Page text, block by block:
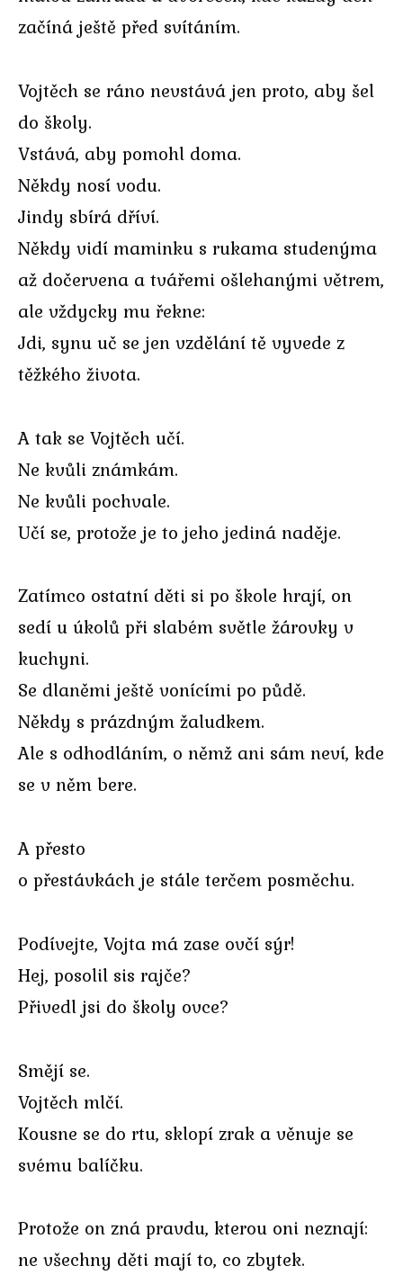
začíná ještě před svítáním.
Vojtěch se ráno nevstává jen proto, aby šel
do školy.
Vstává, aby pomohl doma.
Někdy nosí vodu.
Jindy sbírá dříví.
Někdy vidí maminku s rukama studenýma
až dočervena a tvářemi ošlehanými větrem,
ale vždycky mu řekne:
Jdi, synu uč se jen vzdělání tě vyvede z
těžkého života.
A tak se Vojtěch učí.
Ne kvůli známkám.
Ne kvůli pochvale.
Učí se, protože je to jeho jediná naděje.
Zatímco ostatní děti si po škole hrají, on
sedí u úkolů při slabém světle žárovky v
kuchyni.
Se dlaněmi ještě vonícími po půdě.
Někdy s prázdným žaludkem.
Ale s odhodláním, o němž ani sám neví, kde
se v něm bere.
A přesto
o přestávkách je stále terčem posměchu.
Podívejte, Vojta má zase ovčí sýr!
Hej, posolil sis rajče?
Přivedl jsi do školy ovce?
Smějí se.
Vojtěch mlčí.
Kousne se do rtu, sklopí zrak a věnuje se
svému balíčku.
Protože on zná pravdu, kterou oni neznají:
ne všechny děti mají to, co zbytek.